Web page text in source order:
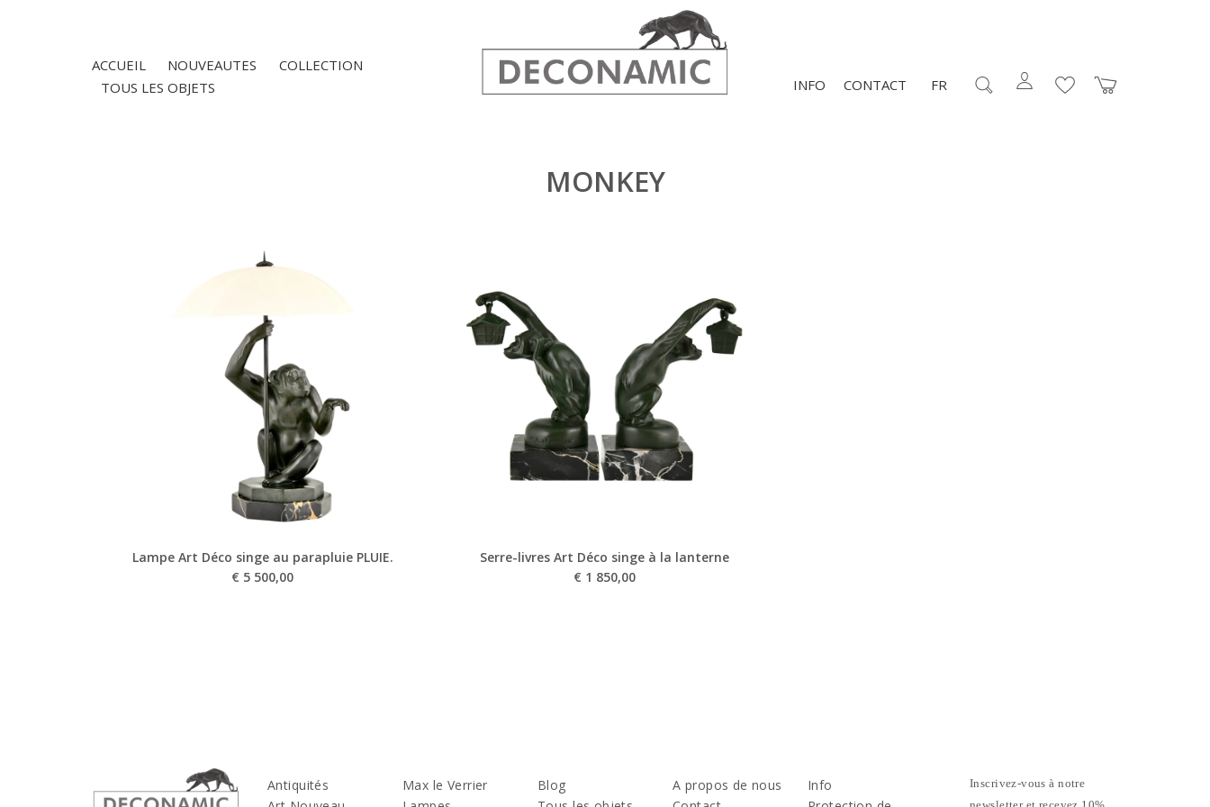
ACCUEIL NOUVEAUTES
COLLECTION
TOUS LES OBJETS
CONTACT
INFO FR
MONKEY
Lampe Art Déco singe au parapluie PLUIE.
€ 5 500,00
Serre-livres Art Déco singe à la lanterne
€ 1 850,00
Antiquités
Max le Verrier
Blog
A propos de nous
Info
Inscrivez-vous à notre